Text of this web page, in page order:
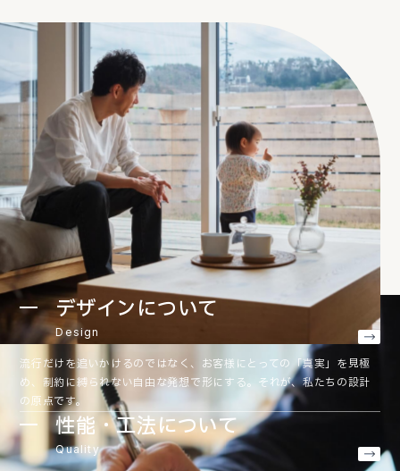
デザインについて
Design
流行だけを追いかけるのではなく、お客様にとっての「真実」を見極
め、制約に縛られない自由な発想で形にする。それが、私たちの設計
の原点です。
性能・工法について
Quality